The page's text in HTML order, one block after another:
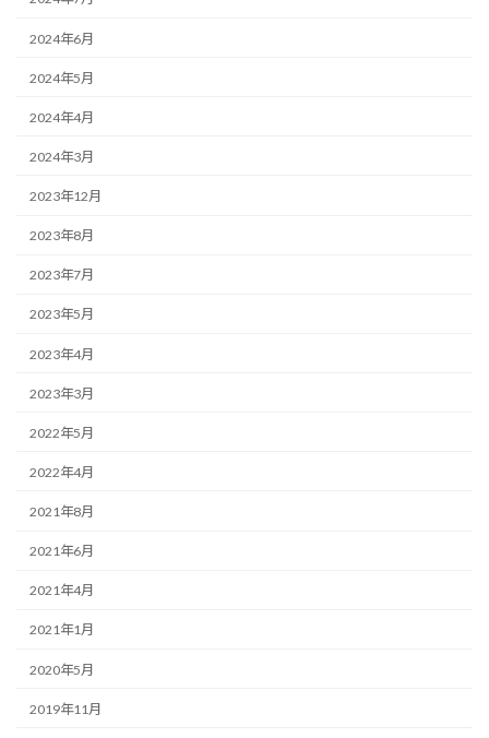
2024年6月
2024年5月
2024年4月
2024年3月
2023年12月
2023年8月
2023年7月
2023年5月
2023年4月
2023年3月
2022年5月
2022年4月
2021年8月
2021年6月
2021年4月
2021年1月
2020年5月
2019年11月